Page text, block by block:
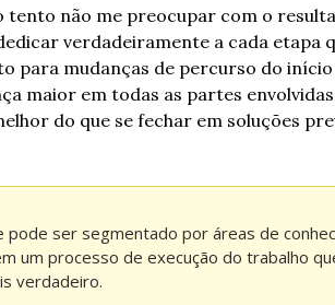
tento não me preocupar com o
verdadeiramente a cada etapa
para mudanças de percurso do
maior em todas as partes
do que se fechar em soluções
pode ser segmentado por áreas de
um processo de execução do trabalho
verdadeiro.